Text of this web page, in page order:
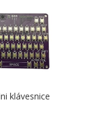
klávesnice